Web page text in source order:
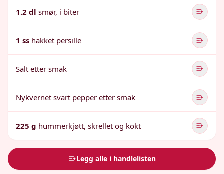
1.2 dl smør, i biter
1 ss hakket persille
Salt etter smak
Nykvernet svart pepper etter smak
225 g hummerkjøtt, skrellet og kokt
Legg alle i handlelisten